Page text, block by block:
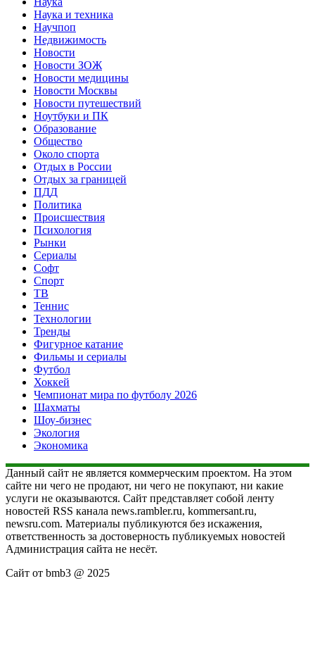
Наука и техника
Научпоп
Недвижимость
Новости
Новости ЗОЖ
Новости медицины
Новости Москвы
Новости путешествий
Ноутбуки и ПК
Образование
Общество
Около спорта
Отдых в России
Отдых за границей
ПДД
Политика
Происшествия
Психология
Рынки
Сериалы
Софт
Спорт
ТВ
Теннис
Технологии
Тренды
Фигурное катание
Фильмы и сериалы
Футбол
Хоккей
Чемпионат мира по футболу 2026
Шахматы
Шоу-бизнес
Экология
Экономика
Данный сайт не является коммерческим проектом. На этом
сайте ни чего не продают, ни чего не покупают, ни какие
услуги не оказываются. Сайт представляет собой ленту
новостей RSS канала news.rambler.ru, kommersant.ru,
newsru.com. Материалы публикуются без искажения,
ответственность за достоверность публикуемых новостей
Администрация сайта не несёт.
Сайт от bmb3 @ 2025